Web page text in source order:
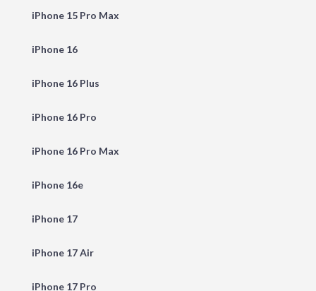
iPhone 15 Pro Max
iPhone 16
iPhone 16 Plus
iPhone 16 Pro
iPhone 16 Pro Max
iPhone 16e
iPhone 17
iPhone 17 Air
iPhone 17 Pro